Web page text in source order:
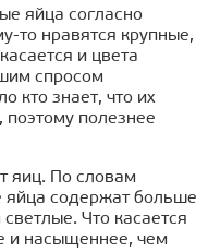
яйца согласно
то нравятся крупные,
и цвета
спросом
кто знает, что их
поэтому полезнее
яиц. По словам
яйца содержат больше
Что касается
и насыщеннее, чем